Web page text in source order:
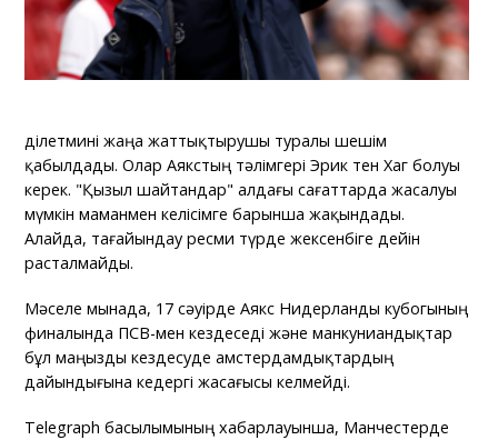
Әділетмині жаңа жаттықтырушы туралы шешім
қабылдады. Олар Аякстың тәлімгері Эрик тен Хаг болуы
керек. "Қызыл шайтандар" алдағы сағаттарда жасалуы
мүмкін маманмен келісімге барынша жақындады.
Алайда, тағайындау ресми түрде жексенбіге дейін
расталмайды.
Мәселе мынада, 17 сәуірде Аякс Нидерланды кубогының
финалында ПСВ-мен кездеседі және манкуниандықтар
бұл маңызды кездесуде амстердамдықтардың
дайындығына кедергі жасағысы келмейді.
Telegraph басылымының хабарлауынша, Манчестерде